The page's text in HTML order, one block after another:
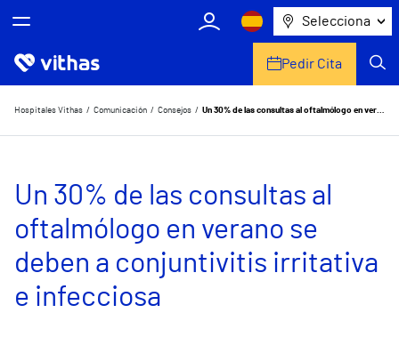
Selecciona
Nosotros
Servicios de salud
Equipo médico y asistencial
Pedir Cita
Hospitales Vithas Comunicación Consejos Un 30% de las consultas al oftalmólogo en verano se deben a conjuntivitis irritativa e infecciosa
Un 30% de las consultas al
oftalmólogo en verano se
deben a conjuntivitis irritativa
e infecciosa